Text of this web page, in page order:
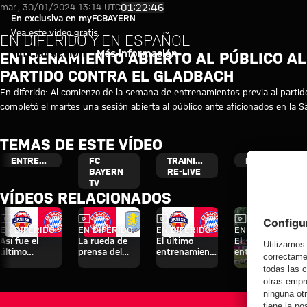
Entrenamiento abierto al
Reproducir vídeo
En exclusiva en myFCBAYERN
Vea este vídeo gratis
Iniciar sesión Más información
mar., 30/01/2024 13:14 UTC01:22:46
EN DIFERIDO Y EN ESPAÑOL
ENTRENAMIENTO ABIERTO AL PÚBLICO
PARTIDO CONTRA EL GLADBACH
En diferido: Al comienzo de la semana de entrenamientos previa al
completó el martes una sesión abierta al público ante aficionados en la
TEMAS DE ESTE VÍDEO
ENTRENAMIENTO
FC
BAYERN
TV
TRAINING
RE-LIVE
VÍDEOS RELACIONADOS
Vídeo
EN DIFERIDO
Así fue el
último
Vídeo
EN DIFERIDO
La rueda de
prensa del
Vídeo
EN DIFERIDO
El último
entrenamiento
Vídeo
EN DIFERIDO
El
entrenamiento
abierto al
público del
miércoles en el
Tegernsee